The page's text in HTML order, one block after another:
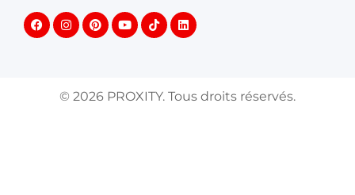
© 2026 PROXITY. Tous droits réservés.